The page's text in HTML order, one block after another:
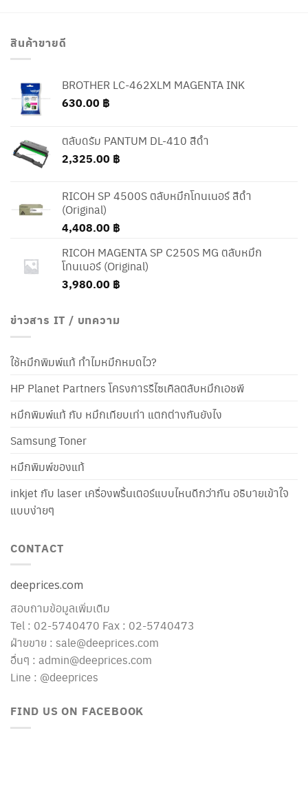
สินค้าขายดี
BROTHER LC-462XLM MAGENTA INK
630.00 ฿
ตลับดรัม PANTUM DL-410 สีดำ
2,325.00 ฿
RICOH SP 4500S ตลับหมึกโทนเนอร์ สีดำ
(Original)
4,408.00 ฿
RICOH MAGENTA SP C250S MG ตลับหมึก
โทนเนอร์ (Original)
3,980.00 ฿
ข่าวสาร IT / บทความ
ใช้หมึกพิมพ์แท้ ทำไมหมึกหมดไว?
HP Planet Partners โครงการรีไซเคิลตลับหมึกเอชพี
หมึกพิมพ์แท้ กับ หมึกเทียบเท่า แตกต่างกันยังไง
Samsung Toner
หมึกพิมพ์ของแท้
inkjet กับ laser เครื่องพริ้นเตอร์แบบไหนดีกว่ากัน อธิบายเข้าใจ
แบบง่ายๆ
CONTACT
deeprices.com
สอบถามข้อมูลเพิ่มเติม
Tel : 02-5740470 Fax : 02-5740473
ฝ่ายขาย : sale@deeprices.com
อื่นๆ : admin@deeprices.com
Line : @deeprices
FIND US ON FACEBOOK